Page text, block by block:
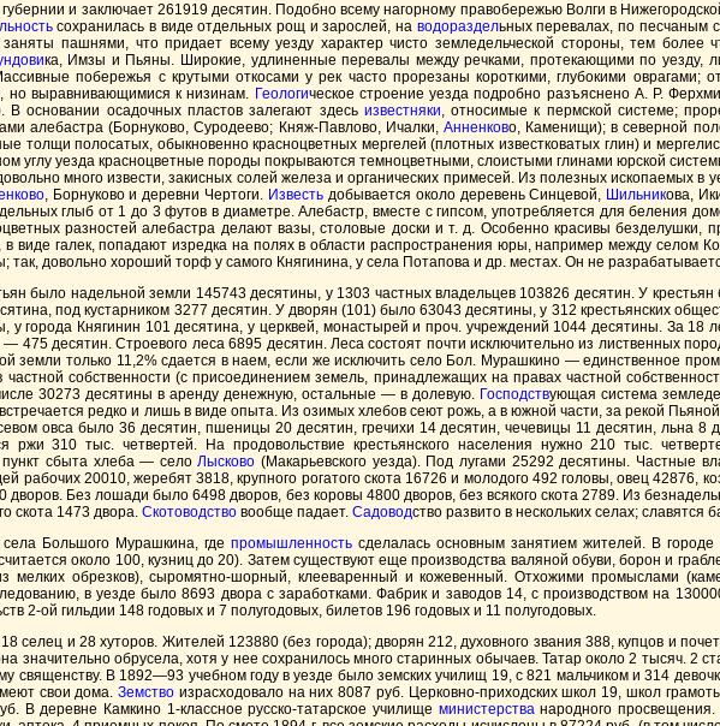
и заключает 261919 десятин. Подобно всему нагорному правобережью Волги в
сохранилась в виде отдельных рощ и зарослей, на водораздельных перевалах, по песчаным
пашнями, что придает всему уезду характер чисто земледельческой стороны, тем
ка, Имзы и Пьяны. Широкие, удлиненные перевалы между речками, протекающими по уезду,
побережья с крутыми откосами у рек часто прорезаны короткими, глубокими оврагами;
но выравнивающимися к низинам. Геологическое строение уезда подробно разъяснено А. Р.
основании осадочных пластов залегают здесь известняки, относимые к пермской системе;
алебастра (Борнуково, Суродеево; Княж-Павлово, Ичалки, Анненково, Каменищи); в северной
толщи полосатых, обыкновенно красноцветных мергелей (плотных известковатых глин) и
углу уезда красноцветные породы покрываются темноцветными, слоистыми глинами юрской
много извести, закисных солей железа и органических примесей. Из полезных ископаемых в
, Борнуково и деревни Чертоги. Известь добывается около деревень Синцевой, Шильникова,
глыб от 1 до 3 футов в диаметре. Алебастр, вместе с гипсом, употребляется для беления
разностей алебастра делают вазы, столовые доски и т. д. Особенно красивы безделушки,
в виде галек, попадают изредка на полях в области распространения юры, например между селом
довольно хороший торф у самого Княгинина, у села Потапова и др. местах. Он не
было надельной земли 145743 десятины, у 1303 частных владельцев 103826 десятин. У
под кустарником 3277 десятин. У дворян (101) было 63043 десятины, у 312 крестьянских
у города Княгинин 101 десятина, у церквей, монастырей и проч. учреждений 1044 десятины. За
475 десятин. Строевого леса 6895 десятин. Леса состоят почти исключительно из лиственных
земли только 11,2% сдается в наем, если же исключить село Бол. Мурашкино — единственное
собственности (с присоединением земель, принадлежащих на правах частной
30273 десятины в аренду денежную, остальные — в долевую. Господствующая система
встречается редко и лишь в виде опыта. Из озимых хлебов сеют рожь, а в южной части, за рекой
овса было 36 десятин, пшеницы 20 десятин, гречихи 14 десятин, чечевицы 11 десятин, льна 8
310 тыс. четвертей. На продовольствие крестьянского населения нужно 210 тыс.
сбыта хлеба — селоЛысково (Макарьевского уезда). Под лугами 25292 десятины. Частные
рабочих 20010, жеребят 3818, крупного рогатого скота 16726 и молодого 492 головы, овец 42876,
Без лошади было 6498 дворов, без коровы 4800 дворов, без всякого скота 2789. Из
скота 1473 двора. Скотоводство вообще падает. Садоводство развито в нескольких селах; славятся
Большого Мурашкина, где промышленностьсделалась основным занятием жителей. В
около 100, кузниц до 20). Затем существуют еще производства валяной обуви, борон и
мелких обрезков), сыромятно-шорный, клееваренный и кожевенный. Отхожими промыслами
в уезде было 8693 двора с заработками. Фабрик и заводов 14, с производством на
2-ой гильдии 148 годовых и 7 полугодовых, билетов 196 годовых и 11 полугодовых.
селец и 28 хуторов. Жителей 123880 (без города); дворян 212, духовного звания 388, купцов и
значительно обрусела, хотя у нее сохранилось много старинных обычаев. Татар около 2 тысяч. 2
священству. В 1892—93 учебном году в уезде было земских училищ 19, с 821 мальчиком и 314
свои дома.Земство израсходовало на них 8087 руб. Церковно-приходских школ 19, школ
В деревне Камкино 1-классное русско-татарское училище министерстванародного просвещения.